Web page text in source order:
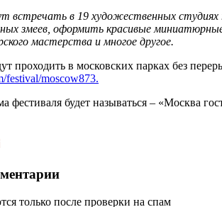
встречать в 19 художественных
змеев, оформить красивые
мастерства и многое другое.
проходить в московских парках без
festival/moscow873.
фестиваля будет называться – «Москва
только после проверки на спам